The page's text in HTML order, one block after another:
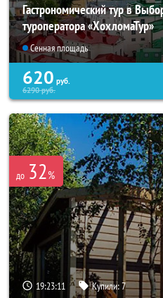
Гастрономический тур в
туроператора «ХохломаТур»
Сенная площадь
620 руб.
6290руб.
до 32%
19:23:07 Купили:7